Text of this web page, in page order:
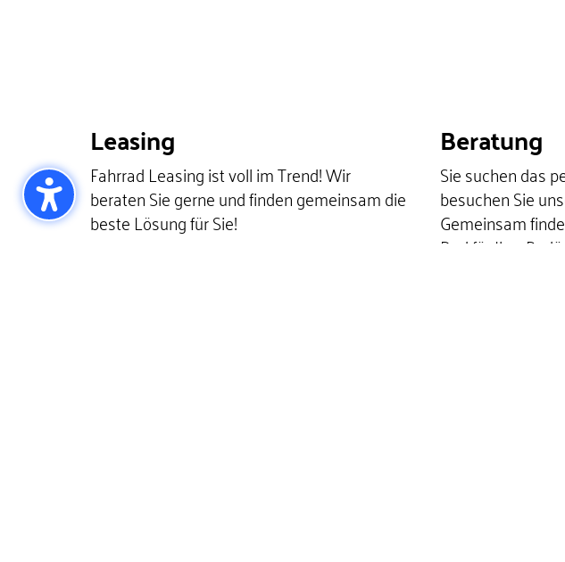
Leasing
Fahrrad Leasing ist voll im Trend! Wir
beraten Sie gerne und finden gemeinsam die
beste Lösung für Sie!
Beratung
Sie suchen das
besuchen Sie
Gemeinsam
Rad für Ihre